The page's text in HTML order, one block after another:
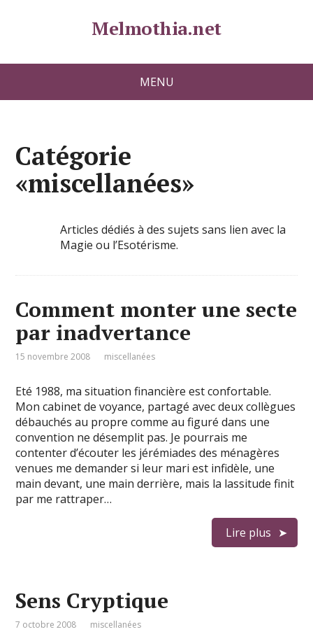
Melmothia.net
MENU
Catégorie
«miscellanées»
Articles dédiés à des sujets sans lien avec la
Magie ou l’Esotérisme.
Comment monter une secte
par inadvertance
15 novembre 2008 miscellanées
Eté 1988, ma situation financière est confortable.
Mon cabinet de voyance, partagé avec deux collègues
débauchés au propre comme au figuré dans une
convention ne désemplit pas. Je pourrais me
contenter d’écouter les jérémiades des ménagères
venues me demander si leur mari est infidèle, une
main devant, une main derrière, mais la lassitude finit
par me rattraper…
Lire plus
Sens Cryptique
7 octobre 2008 miscellanées